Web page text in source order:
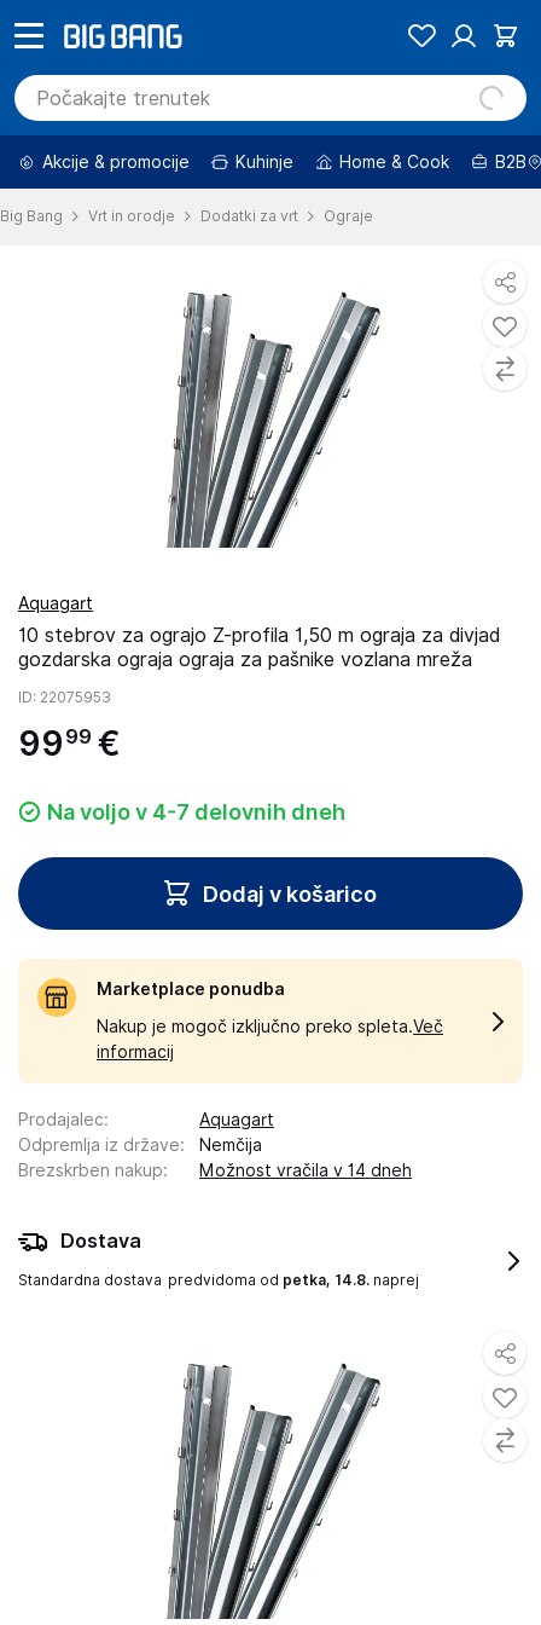
Akcije & promocije Kuhinje Home & Cook B2B
Big Bang Vrt in orodje Dodatki za vrt Ograje
Aquagart
10 stebrov za ograjo Z-profila 1,50 m ograja za divjad
gozdarska ograja ograja za pašnike vozlana mreža
ID: 22075953
99 99 €
Na voljo v 4-7 delovnih dneh
Dodaj v košarico
Marketplace ponudba
Nakup je mogoč izključno preko spleta.Več
informacij
Prodajalec:
Aquagart
Odpremlja iz države:
Nemčija
Brezskrben nakup: Možnost vračila v 14 dneh
Dostava
Standardna dostava predvidoma od petka, 14.8. naprej